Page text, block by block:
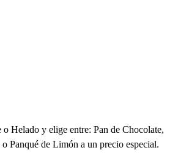
Helado y elige entre: Pan de Chocolate,
Panqué de Limón a un precio especial.